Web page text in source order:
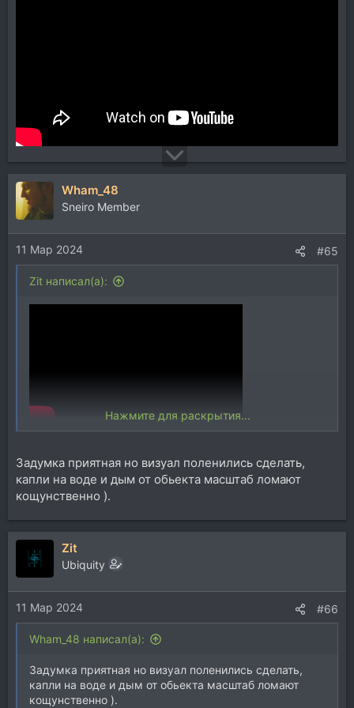
Wham_48
Sneiro Member
11 Мар 2024 #65
Zit написал(а):
Нажмите для раскрытия...
Задумка приятная но визуал поленились сделать,
капли на воде и дым от обьекта масштаб ломают
кощунственно ).
Zit
Ubiquity
11 Мар 2024 #66
Wham_48 написал(а):
Задумка приятная но визуал поленились сделать,
капли на воде и дым от обьекта масштаб ломают
кощунственно ).